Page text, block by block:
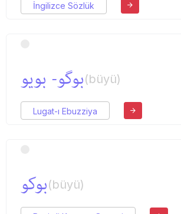
İngilizce Sözlük
بوگو- بویو(büyü)
Lugat-ı Ebuzziya
بوكو(büyü)